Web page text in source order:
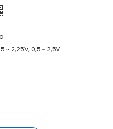
~ 2,25V, 0,5 ~ 2,5V